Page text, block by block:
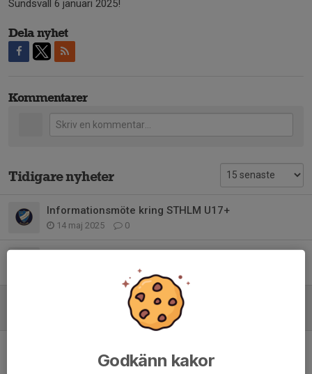
Sundsvall 6 januari 2025!
Dela nyhet
Kommentarer
Tidigare nyheter
Informationsmöte kring STHLM U17+
14 maj 2025 0
Harry bäste U18 på FIS AET 6 jan 2025
18 dec 2024 0
Godkänn kakor